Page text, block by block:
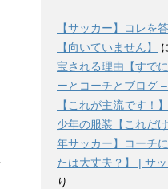
【サッカー】コレを
【向いていません】
宝される理由【すで
ーとコーチとブログ
【これが主流です！
少年の服装【これだ
年サッカー】コーチ
たは大丈夫？】 | サ
り